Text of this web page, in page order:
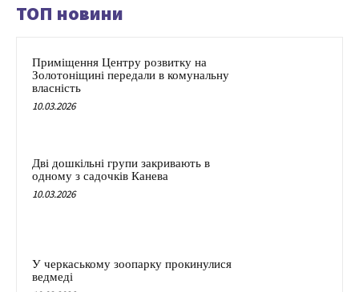
ТОП новини
Приміщення Центру розвитку на
Золотоніщині передали в комунальну
власність
10.03.2026
Дві дошкільні групи закривають в
одному з садочків Канева
10.03.2026
У черкаському зоопарку прокинулися
ведмеді